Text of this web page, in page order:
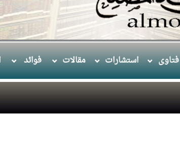
فتاوى استشارات مقالات فوائد